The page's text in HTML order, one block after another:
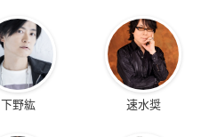
下野紘 速水奨